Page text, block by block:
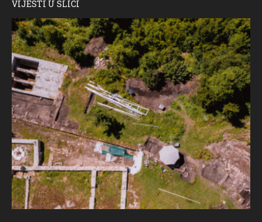
VIJESTI U SLICI